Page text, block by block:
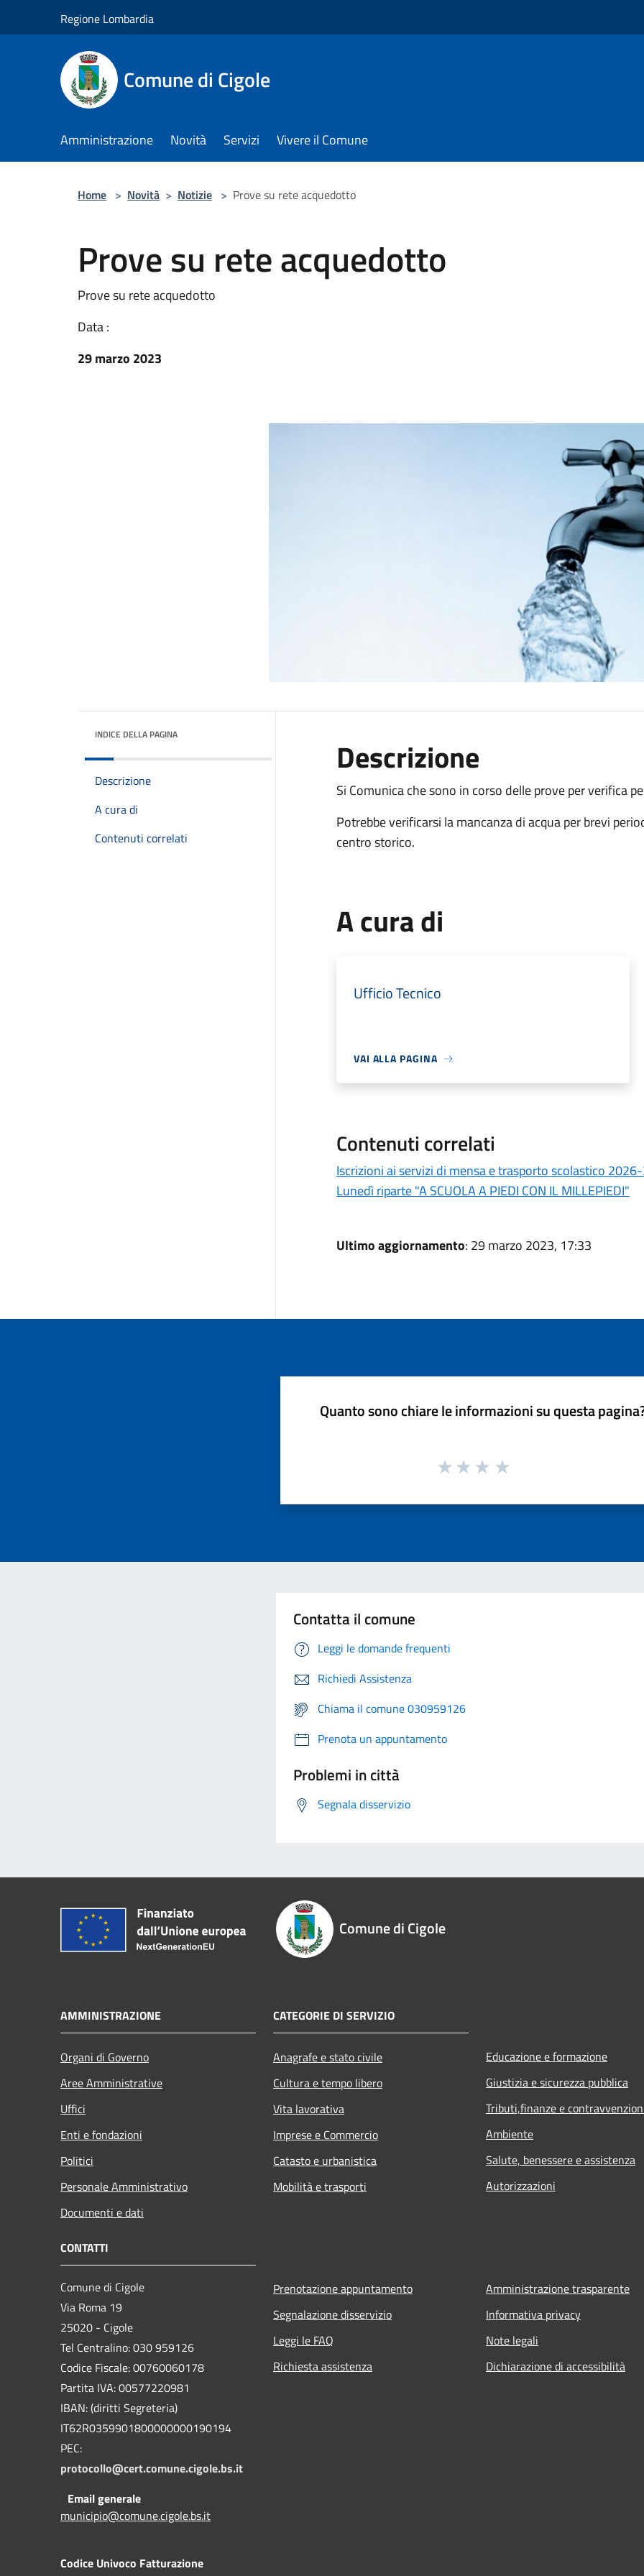
Regione Lombardia
Comune di Cigole
Amministrazione Novità Servizi Vivere il Comune
Home > Novità > Notizie > Prove su rete acquedotto
Prove su rete acquedotto
Prove su rete acquedotto
Data :
29 marzo 2023
INDICE DELLA PAGINA
Descrizione
A cura di
Contenuti correlati
Descrizione
Si Comunica che sono in corso delle prove per verifica
Potrebbe verificarsi la mancanza di acqua per brevi
centro storico.
A cura di
Ufficio Tecnico
VAI ALLA PAGINA
Contenuti correlati
Iscrizioni ai servizi di mensa e trasporto scolastico
Lunedì riparte "A SCUOLA A PIEDI CON IL MILLEPIEDI"
Ultimo aggiornamento: 29 marzo 2023, 17:33
Quanto sono chiare le informazioni su questa
Contatta il comune
Leggi le domande frequenti
Richiedi Assistenza
Chiama il comune 030959126
Prenota un appuntamento
Problemi in città
Segnala disservizio
Comune di Cigole
AMMINISTRAZIONE
Organi di Governo
Aree Amministrative
Uffici
Enti e fondazioni
Politici
Personale Amministrativo
Documenti e dati
CATEGORIE DI SERVIZIO
Anagrafe e stato civile
Cultura e tempo libero
Vita lavorativa
Imprese e Commercio
Catasto e urbanistica
Mobilità e trasporti
Educazione e formazione
Giustizia e sicurezza pubblica
Tributi,finanze e
Ambiente
Salute, benessere e assistenza
Autorizzazioni
CONTATTI
Comune di Cigole
Via Roma 19
25020 - Cigole
Tel Centralino: 030 959126
Codice Fiscale: 00760060178
Partita IVA: 00577220981
IBAN: (diritti Segreteria)
IT62R0359901800000000190194
PEC:
protocollo@cert.comune.cigole.bs.it
Email generale
municipio@comune.cigole.bs.it
Codice Univoco Fatturazione
Prenotazione appuntamento
Segnalazione disservizio
Leggi le FAQ
Richiesta assistenza
Amministrazione trasparente
Informativa privacy
Note legali
Dichiarazione di accessibilità